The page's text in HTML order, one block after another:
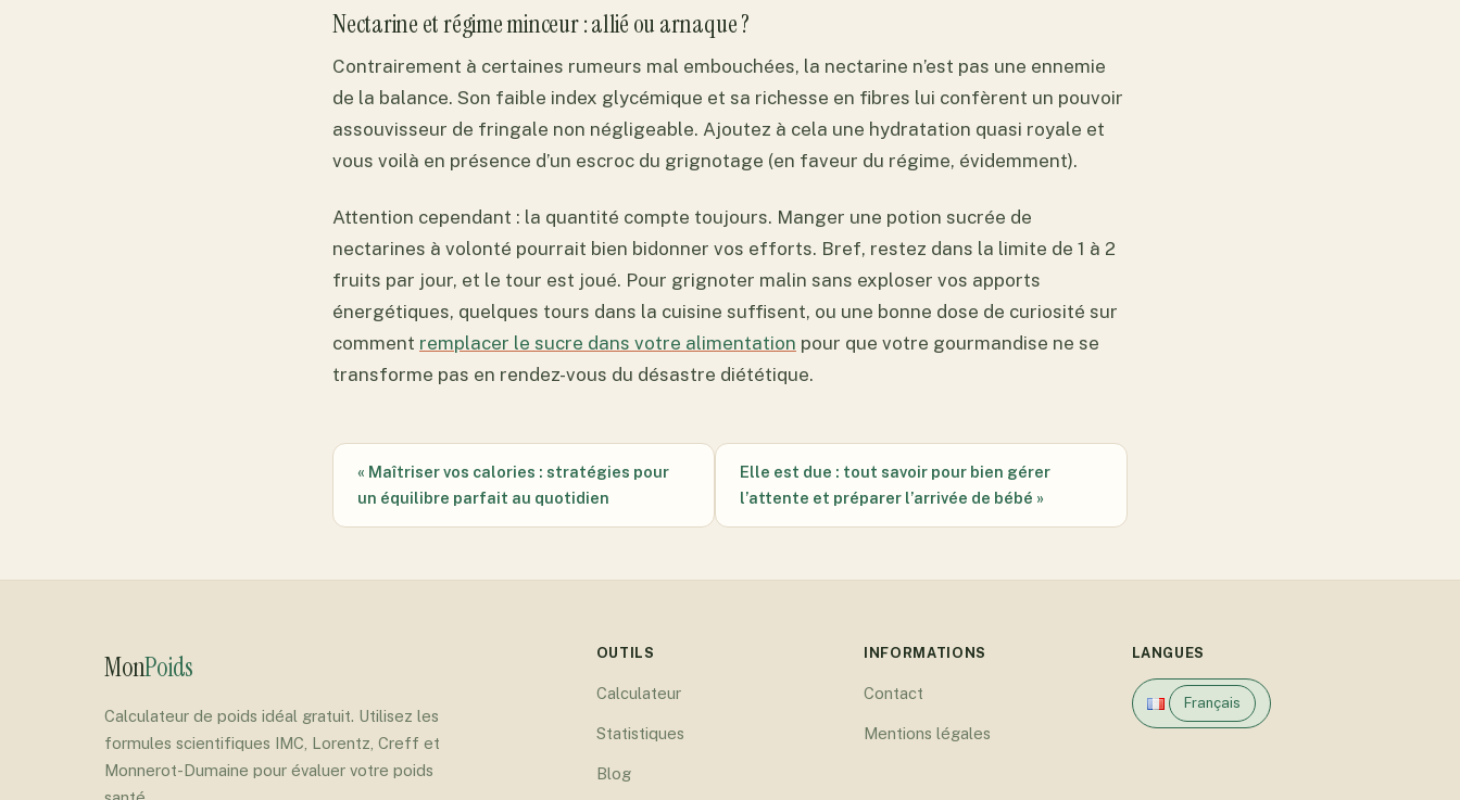
Nectarine et régime minceur : allié ou arnaque ?
Contrairement à certaines rumeurs mal embouchées, la nectarine n’est pas une ennemie
de la balance. Son faible index glycémique et sa richesse en fibres lui confèrent un pouvoir
assouvisseur de fringale non négligeable. Ajoutez à cela une hydratation quasi royale et
vous voilà en présence d’un escroc du grignotage (en faveur du régime, évidemment).
Attention cependant : la quantité compte toujours. Manger une potion sucrée de
nectarines à volonté pourrait bien bidonner vos efforts. Bref, restez dans la limite de 1 à 2
fruits par jour, et le tour est joué. Pour grignoter malin sans exploser vos apports
énergétiques, quelques tours dans la cuisine suffisent, ou une bonne dose de curiosité sur
comment remplacer le sucre dans votre alimentation pour que votre gourmandise ne se
transforme pas en rendez-vous du désastre diététique.
« Maîtriser vos calories : stratégies pour
un équilibre parfait au quotidien
Elle est due : tout savoir pour bien gérer
l’attente et préparer l’arrivée de bébé »
MonPoids
Calculateur de poids idéal gratuit. Utilisez les
formules scientifiques IMC, Lorentz, Creff et
Monnerot-Dumaine pour évaluer votre poids
OUTILS
Calculateur
Statistiques
Blog
INFORMATIONS
Contact
Mentions légales
LANGUES
Français